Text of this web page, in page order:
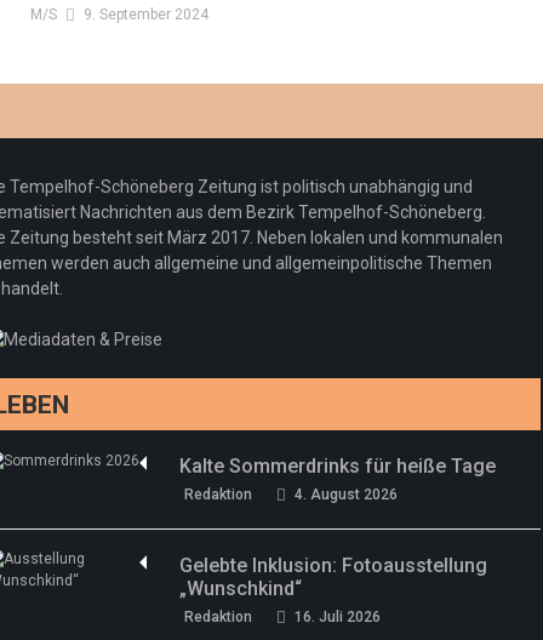
M/s 9. September 2024
Tempelhof-Schöneberg Zeitung ist politisch unabhängig und
Nachrichten aus dem Bezirk Tempelhof-Schöneberg.
Zeitung besteht seit März 2017. Neben lokalen und kommunalen
werden auch allgemeine und allgemeinpolitische Themen
Kalte Sommerdrinks für heiße Tage
Redaktion 4. August 2026
Gelebte Inklusion: Fotoausstellung
„Wunschkind“
Redaktion 16. Juli 2026